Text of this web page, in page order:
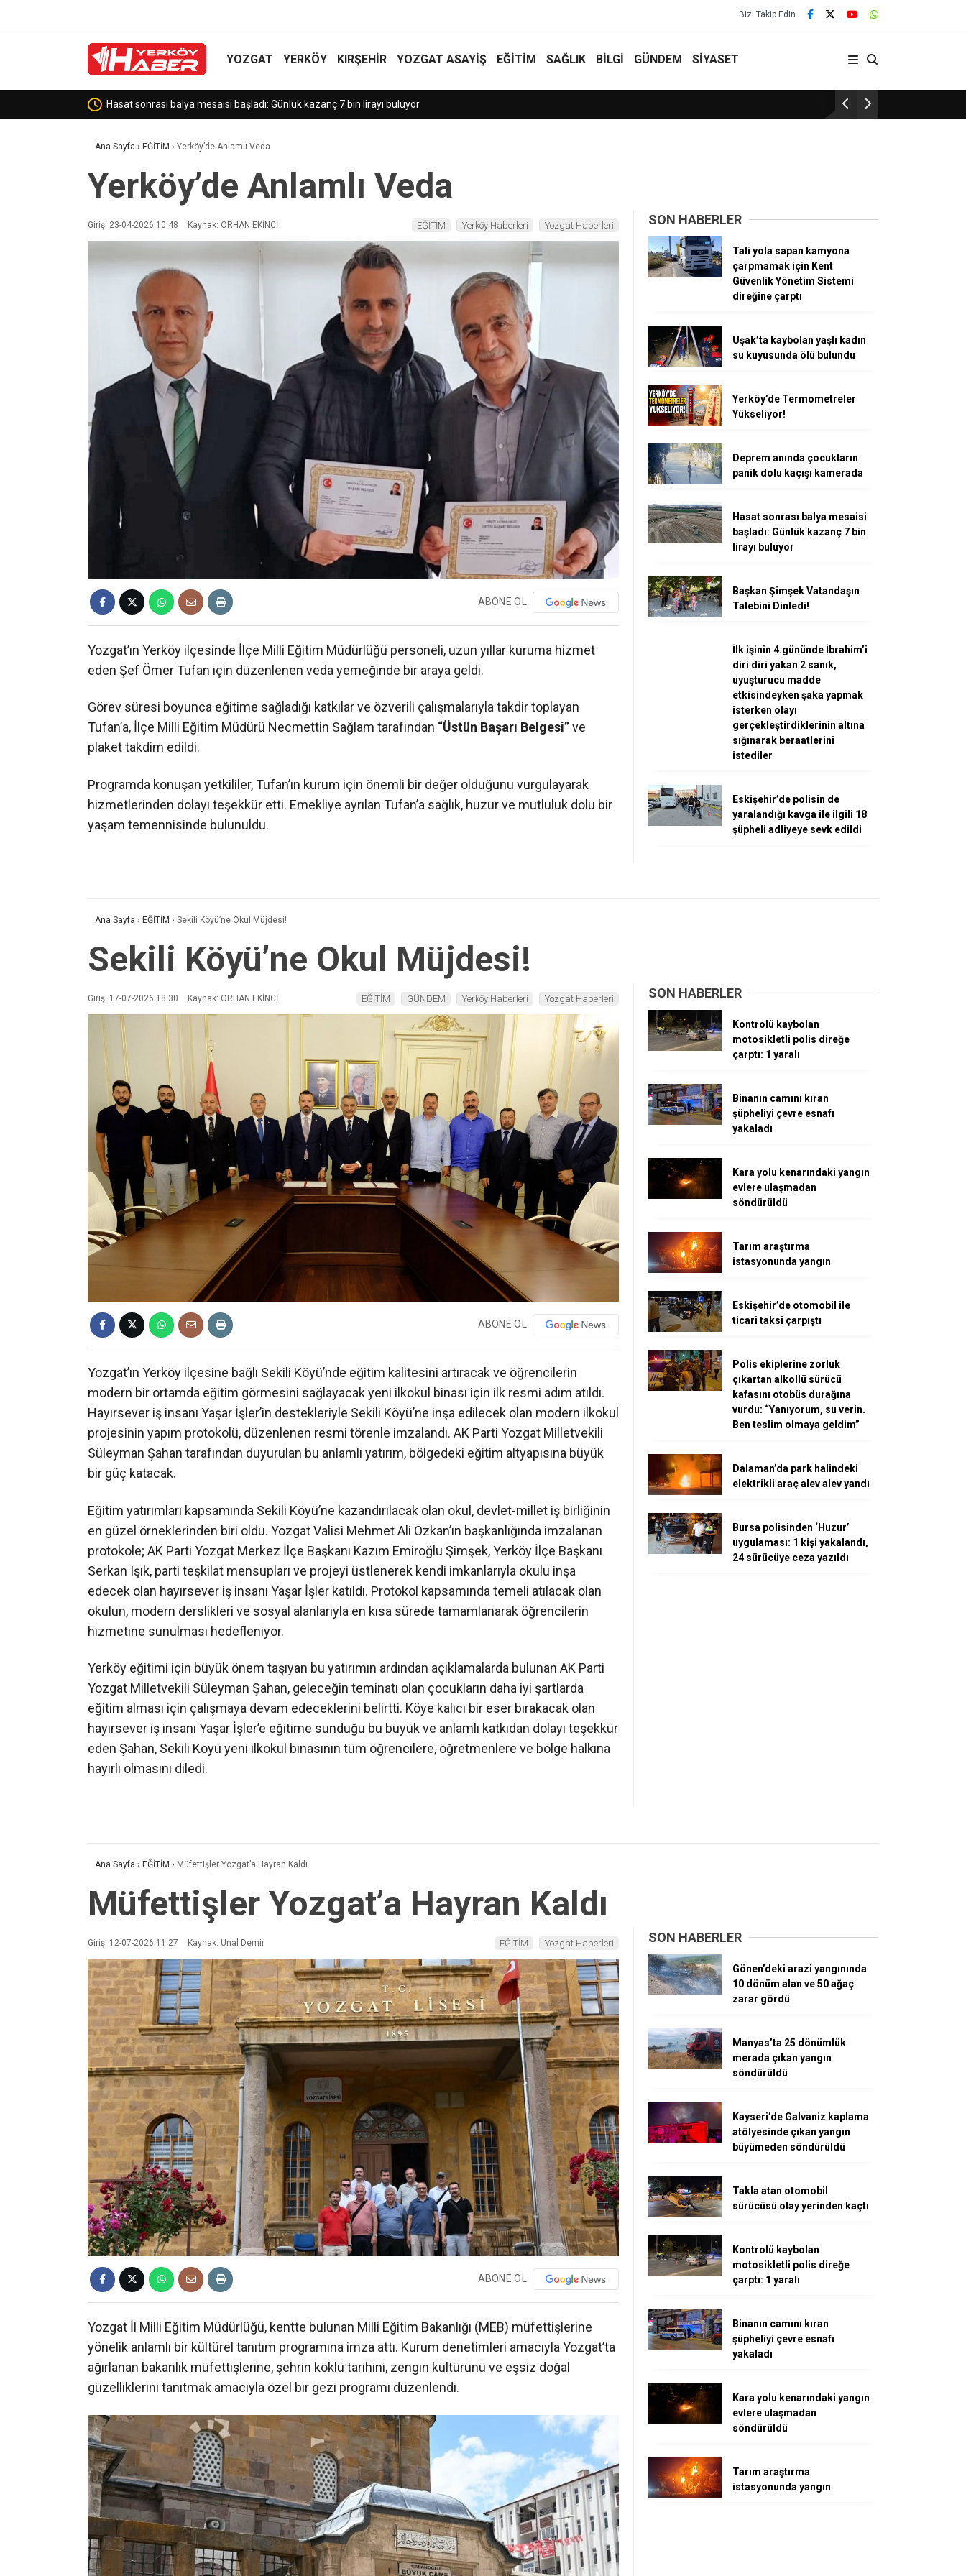
Bizi Takip Edin
YOZGAT YERKÖY KIRŞEHİR YOZGAT ASAYIŞ EĞİTİM SAĞLIK BİLGİ GÜNDEM SİYASET
Başkan Şimşek Vatandaşın Talebini Dinledi! Yerköy’de Yeşil Sahada Kur’an Kursu
Ana Sayfa › EĞİTİM › Yerköy’de Anlamlı Veda
Yerköy’de Anlamlı Veda
Giriş: 23-04-2026 10:48 Kaynak: ORHAN EKİNCİ EĞİTİM Yerköy Haberleri Yozgat Haberleri
ABONE OL
Yozgat’ın Yerköy ilçesinde İlçe Milli Eğitim Müdürlüğü personeli, uzun yıllar kuruma hizmet
eden Şef Ömer Tufan için düzenlenen veda yemeğinde bir araya geldi.
Görev süresi boyunca eğitime sağladığı katkılar ve özverili çalışmalarıyla takdir toplayan
Tufan’a, İlçe Milli Eğitim Müdürü Necmettin Sağlam tarafından “Üstün Başarı Belgesi”ve
plaket takdim edildi.
Programda konuşan yetkililer, Tufan’ın kurum için önemli bir değer olduğunu vurgulayarak
hizmetlerinden dolayı teşekkür etti. Emekliye ayrılan Tufan’a sağlık, huzur ve mutluluk dolu bir
yaşam temennisinde bulunuldu.
SON HABERLER
Tali yola sapan kamyona
çarpmamak için Kent
Güvenlik Yönetim Sistemi
direğine çarptı
Uşak’ta kaybolan yaşlı kadın
su kuyusunda ölü bulundu
Yerköy’de Termometreler
Yükseliyor!
Deprem anında çocukların
panik dolu kaçışı kamerada
Hasat sonrası balya mesaisi
başladı: Günlük kazanç 7 bin
lirayı buluyor
Başkan Şimşek Vatandaşın
Talebini Dinledi!
İlk işinin 4.gününde İbrahim’i
diri diri yakan 2 sanık,
uyuşturucu madde
etkisindeyken şaka yapmak
isterken olayı
gerçekleştirdiklerinin altına
sığınarak beraatlerini
istediler
Eskişehir’de polisin de
yaralandığı kavga ile ilgili 18
şüpheli adliyeye sevk edildi
Ana Sayfa › EĞİTİM › Sekili Köyü’ne Okul Müjdesi!
Sekili Köyü’ne Okul Müjdesi!
Giriş: 17-07-2026 18:30 Kaynak: ORHAN EKİNCİ EĞİTİM GÜNDEM Yerköy Haberleri Yozgat Haberleri
ABONE OL
Yozgat’ın Yerköy ilçesine bağlı Sekili Köyü’nde eğitim kalitesini artıracak ve öğrencilerin
modern bir ortamda eğitim görmesini sağlayacak yeni ilkokul binası için ilk resmi adım atıldı.
Hayırsever iş insanı Yaşar İşler’in destekleriyle Sekili Köyü’ne inşa edilecek olan modern ilkokul
projesinin yapım protokolü, düzenlenen resmi törenle imzalandı. AK Parti Yozgat Milletvekili
Süleyman Şahan tarafından duyurulan bu anlamlı yatırım, bölgedeki eğitim altyapısına büyük
bir güç katacak.
Eğitim yatırımları kapsamında Sekili Köyü’ne kazandırılacak olan okul, devlet-millet iş birliğinin
en güzel örneklerinden biri oldu. Yozgat Valisi Mehmet Ali Özkan’ın başkanlığında imzalanan
protokole; AK Parti Yozgat Merkez İlçe Başkanı Kazım Emiroğlu Şimşek, Yerköy İlçe Başkanı
Serkan Işık, parti teşkilat mensupları ve projeyi üstlenerek kendi imkanlarıyla okulu inşa
edecek olan hayırsever iş insanı Yaşar İşler katıldı. Protokol kapsamında temeli atılacak olan
okulun, modern derslikleri ve sosyal alanlarıyla en kısa sürede tamamlanarak öğrencilerin
hizmetine sunulması hedefleniyor.
Yerköy eğitimi için büyük önem taşıyan bu yatırımın ardından açıklamalarda bulunan AK Parti
Yozgat Milletvekili Süleyman Şahan, geleceğin teminatı olan çocukların daha iyi şartlarda
eğitim alması için çalışmaya devam edeceklerini belirtti. Köye kalıcı bir eser bırakacak olan
hayırsever iş insanı Yaşar İşler’e eğitime sunduğu bu büyük ve anlamlı katkıdan dolayı teşekkür
eden Şahan, Sekili Köyü yeni ilkokul binasının tüm öğrencilere, öğretmenlere ve bölge halkına
hayırlı olmasını diledi.
SON HABERLER
Kontrolü kaybolan
motosikletli polis direğe
çarptı: 1 yaralı
Binanın camını kıran
şüpheliyi çevre esnafı
yakaladı
Kara yolu kenarındaki yangın
evlere ulaşmadan
söndürüldü
Tarım araştırma
istasyonunda yangın
Eskişehir’de otomobil ile
ticari taksi çarpıştı
Polis ekiplerine zorluk
çıkartan alkollü sürücü
kafasını otobüs durağına
vurdu: “Yanıyorum, su verin.
Ben teslim olmaya geldim”
Dalaman’da park halindeki
elektrikli araç alev alev yandı
Bursa polisinden ‘Huzur’
uygulaması: 1 kişi yakalandı,
24 sürücüye ceza yazıldı
Ana Sayfa › EĞİTİM › Müfettişler Yozgat’a Hayran Kaldı
Müfettişler Yozgat’a Hayran Kaldı
Giriş: 12-07-2026 11:27 Kaynak: Ünal Demir EĞİTİM Yozgat Haberleri
ABONE OL
Yozgat İl Milli Eğitim Müdürlüğü, kentte bulunan Milli Eğitim Bakanlığı (MEB) müfettişlerine
yönelik anlamlı bir kültürel tanıtım programına imza attı. Kurum denetimleri amacıyla Yozgat’ta
ağırlanan bakanlık müfettişlerine, şehrin köklü tarihini, zengin kültürünü ve eşsiz doğal
güzelliklerini tanıtmak amacıyla özel bir gezi programı düzenlendi.
SON HABERLER
Gönen’deki arazi yangınında
10 dönüm alan ve 50 ağaç
zarar gördü
Manyas’ta 25 dönümlük
merada çıkan yangın
söndürüldü
Kayseri’de Galvaniz kaplama
atölyesinde çıkan yangın
büyümeden söndürüldü
Takla atan otomobil
sürücüsü olay yerinden kaçtı
Kontrolü kaybolan
motosikletli polis direğe
çarptı: 1 yaralı
Binanın camını kıran
şüpheliyi çevre esnafı
yakaladı
Kara yolu kenarındaki yangın
evlere ulaşmadan
söndürüldü
Tarım araştırma
istasyonunda yangın